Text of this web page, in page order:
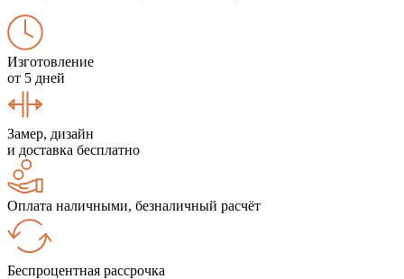
Изготовление
от 5 дней
Замер, дизайн
и доставка бесплатно
Оплата наличными, безналичный расчёт
Беспроцентная рассрочка